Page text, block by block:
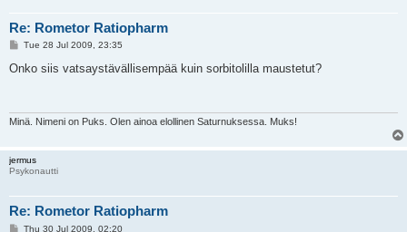
Re: Rometor Ratiopharm
P
s
Tue 28 Jul 2009, 23:35
Onko siis vatsaystävällisempää kuin sorbitolilla maustetut?
Minä. Nimeni on Puks. Olen ainoa elollinen Saturnuksessa. Muks!
jermus
Psykonautti
Re: Rometor Ratiopharm
PThu 30 Jul 2009, 02:20